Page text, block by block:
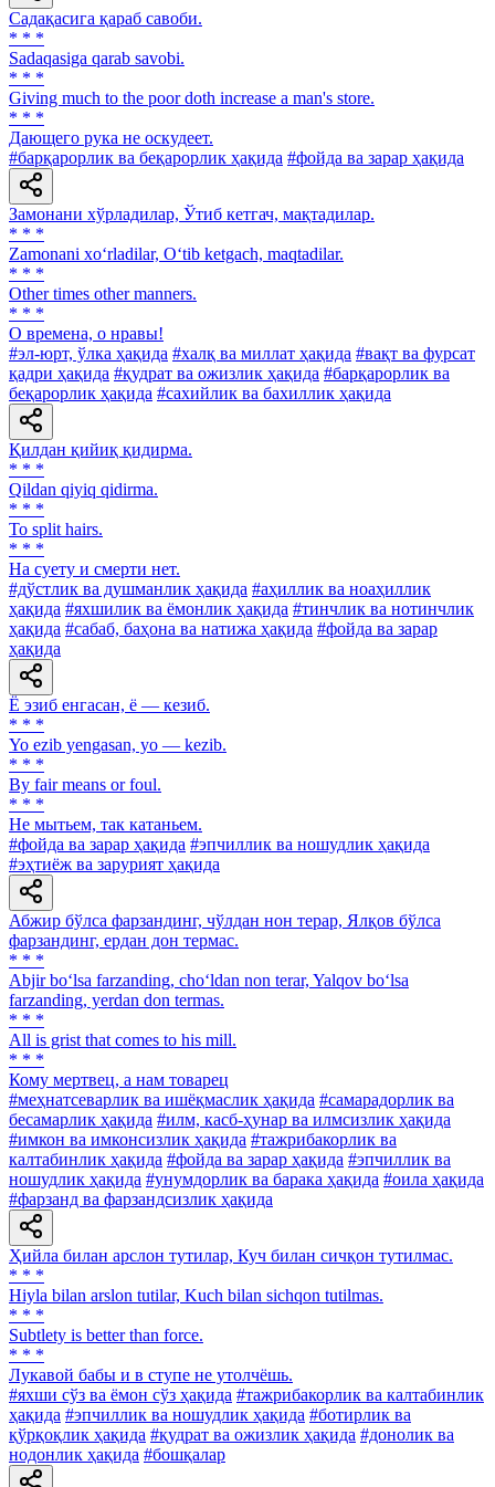
Садақасига қараб савоби.
* * *
Sadaqasiga qarab savobi.
* * *
Giving much to the poor doth increase a man's store.
* * *
Дающего рука не оскудеет.
#барқарорлик ва беқарорлик ҳақида #фойда ва зарар ҳақида
Замонани хўрладилар, Ўтиб кетгач, мақтадилар.
* * *
Zamonani xo‘rladilar, O‘tib ketgach, maqtadilar.
* * *
Other times other manners.
* * *
О времена, о нравы!
#эл-юрт, ўлка ҳақида #халқ ва миллат ҳақида #вақт ва фурсат
қадри ҳақида #қудрат ва ожизлик ҳақида #барқарорлик ва
беқарорлик ҳақида #сахийлик ва бахиллик ҳақида
Қилдан қийиқ қидирма.
* * *
Qildan qiyiq qidirma.
* * *
To split hairs.
* * *
Ha суету и смерти нет.
#дўстлик ва душманлик ҳақида #аҳиллик ва ноаҳиллик
ҳақида #яхшилик ва ёмонлик ҳақида #тинчлик ва нотинчлик
ҳақида #сабаб, баҳона ва натижа ҳақида #фойда ва зарар
ҳақида
Ё эзиб енгасан, ё — кезиб.
* * *
Yo ezib yengasan, yo — kezib.
* * *
By fair means or foul.
* * *
He мытьем, так катаньем.
#фойда ва зарар ҳақида #эпчиллик ва ношудлик ҳақида
#эҳтиёж ва зарурият ҳақида
Абжир бўлса фарзандинг, чўлдан нон терар, Ялқов бўлса
фарзандинг, ердан дон термас.
* * *
Abjir bo‘lsa farzanding, cho‘ldan non terar, Yalqov bo‘lsa
farzanding, yerdan don termas.
* * *
All is grist that comes to his mill.
* * *
Кому мертвец, а нам товарец
#меҳнатсеварлик ва ишёқмаслик ҳақида #самарадорлик ва
бесамарлик ҳақида #илм, касб-ҳунар ва илмсизлик ҳақида
#имкон ва имконсизлик ҳақида #тажрибакорлик ва
калтабинлик ҳақида #фойда ва зарар ҳақида #эпчиллик ва
ношудлик ҳақида #унумдорлик ва барака ҳақида #оила ҳақида
#фарзанд ва фарзандсизлик ҳақида
Ҳийла билан арслон тутилар, Куч билан сичқон тутилмас.
* * *
Hiyla bilan arslon tutilar, Kuch bilan sichqon tutilmas.
* * *
Subtlety is better than force.
* * *
Лукавой бабы и в ступе не утолчёшь.
#яхши сўз ва ёмон сўз ҳақида #тажрибакорлик ва калтабинлик
ҳақида #эпчиллик ва ношудлик ҳақида #ботирлик ва
қўрқоқлик ҳақида #қудрат ва ожизлик ҳақида #донолик ва
нодонлик ҳақида #бошқалар